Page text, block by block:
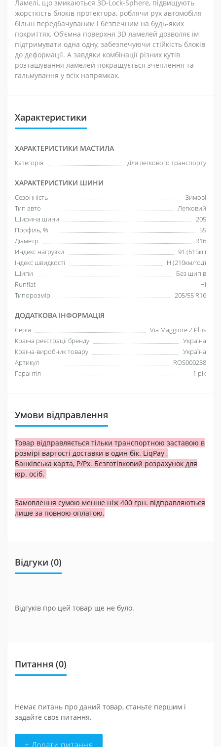
Ламелі, що змикаються 3D-Lock-Sphere, підвищують
жорсткість блоків протектора, роблячи рух автомобіля
більш передбачуваним і безпечним на будь-яких
покриттях. Об'ємна поверхня 3D ламелей дозволяє їм
підтримувати одна одну, забезпечуючи стійкість блоків
до деформації. А завдяки комбінації різних кутів
розташування ламелей покращується зчеплення та
гальмування у всіх напрямках.
Характеристики
ХАРАКТЕРИСТИКИ МАСТИЛА
Категорія Для легкового транспорту
ХАРАКТЕРИСТИКИ ШИНИ
Сезонність
Зимові
Тип авто
Легковий
Ширина шини
205
Профіль, %
55
Діаметр
R16
Индекс нагрузки
91 (615кг)
Індекс швидкості
H (210км/год)
Шипи
Без шипів
Runflat
Ні
Типорозмір
205/55 R16
ДОДАТКОВА ІНФОРМАЦІЯ
Серія
Via Maggiore Z Plus
Країна реєстрації бренду
Україна
Країна-виробник товару
Україна
Артикул
ROS000238
Гарантія
1 рік
Умови відправлення
Товар відправляється тільки транспортною заставою в
розмірі вартості доставки в один бік. LiqPay ,
Банківська карта, Р/Рх. Безготівковий розрахунок для
юр. осіб.
Замовлення сумою менше ніж 400 грн. відправляються
лише за повною оплатою.
Відгуки (0)
Відгуків про цей товар ще не було.
Питання (0)
Немає питань про даний товар, станьте першим і
задайте своє питання.